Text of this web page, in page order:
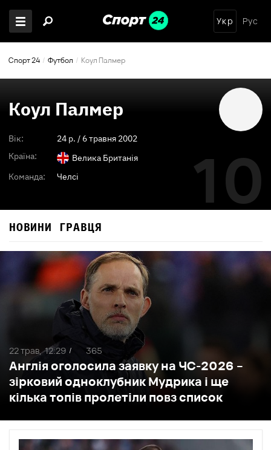
Укр Рус
Спорт 24 Футбол Коул Палмер
Коул Палмер
Вік: 24 p. / 6 травня 2002
Країна:
Велика Британія
Команда:
Челсі 10
НОВИНИ ГРАВЦЯ
Англія оголосила заявку на ЧС-2026 –
зірковий одноклубник Мудрика і ще
кілька топів пролетіли повз список
22 трав, 12:29 / 365